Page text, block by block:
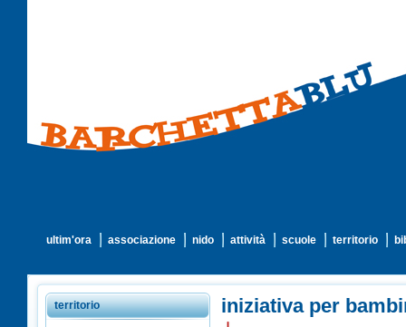
ultim'ora associazione nido attività scuole territorio
territorio iniziativa per